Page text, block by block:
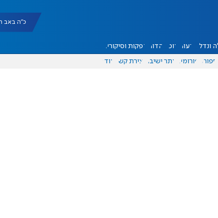
כ"ה באב תשפ"ו
ונדל"ן דעות אוכל יהדות הפקות וסיקורים
ספורט פורומים אתר ישיבה יצירת קשר עוד